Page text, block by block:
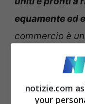
equamente ed
commercio è
dell’Unione e il
pienamente la
risposta.
notizie.com
your